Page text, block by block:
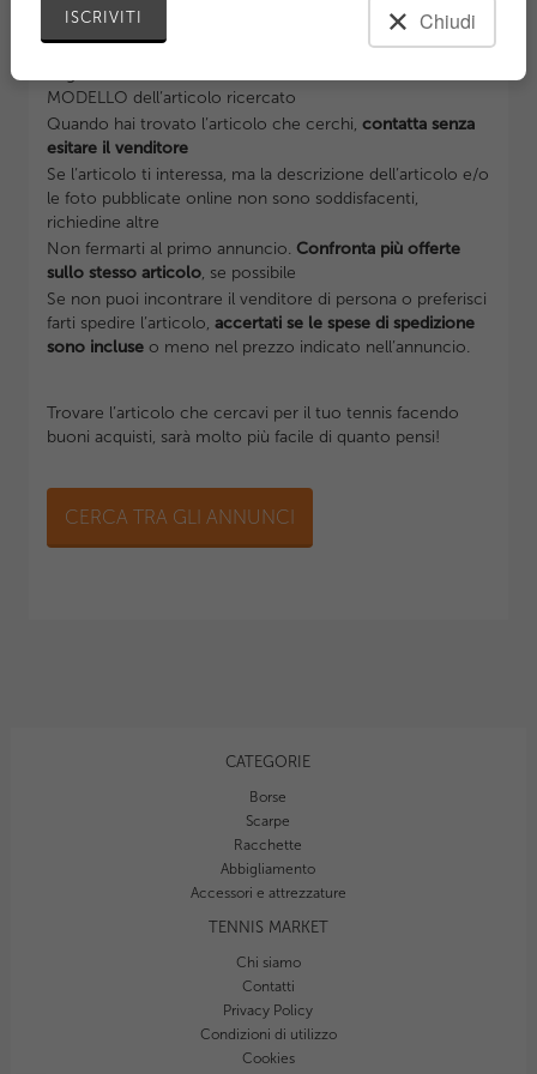
Se vuoi risparmiare sulle spese di spedizione cerca
venditori della tua zona
MODELLO dell’articolo ricercato
Quando hai trovato l’articolo che cerchi, contatta senza
esitare il venditore
Se l’articolo ti interessa, ma la descrizione dell’articolo e/o
le foto pubblicate online non sono soddisfacenti,
richiedine altre
Non fermarti al primo annuncio. Confronta più offerte
sullo stesso articolo, se possibile
Se non puoi incontrare il venditore di persona o preferisci
farti spedire l’articolo, accertati se le spese di spedizione
sono incluseo meno nel prezzo indicato nell’annuncio.
Trovare l’articolo che cercavi per il tuo tennis facendo
buoni acquisti, sarà molto più facile di quanto pensi!
CERCA TRA GLI ANNUNCI
CATEGORIE
Borse
Scarpe
Racchette
Abbigliamento
Accessori e attrezzature
TENNIS MARKET
Chi siamo
Contatti
Privacy Policy
Condizioni di utilizzo
Cookies
Chiudi